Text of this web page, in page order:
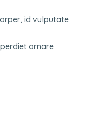
id vulputate
ornare